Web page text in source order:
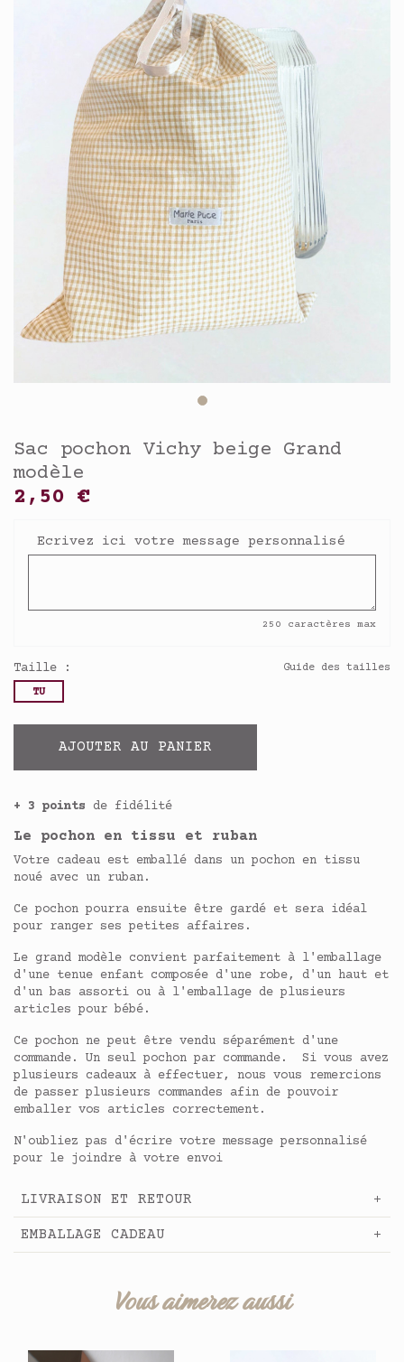
Sac pochon Vichy beige Grand
modèle
2,50 €
Ecrivez ici votre message personnalisé
250 caractères max
Taille : Guide des tailles
TU
AJOUTER AU PANIER
+ 3 points de fidélité
Le pochon en tissu et ruban
Votre cadeau est emballé dans un pochon en tissu
noué avec un ruban.
Ce pochon pourra ensuite être gardé et sera idéal
pour ranger ses petites affaires.
Le grand modèle convient parfaitement à l'emballage
d'une tenue enfant composée d'une robe, d'un haut et
d'un bas assorti ou à l'emballage de plusieurs
articles pour bébé.
Ce pochon ne peut être vendu séparément d'une
commande. Un seul pochon par commande. Si vous avez
plusieurs cadeaux à effectuer, nous vous remercions
de passer plusieurs commandes afin de pouvoir
emballer vos articles correctement.
N'oubliez pas d'écrire votre message personnalisé
pour le joindre à votre envoi
LIVRAISON ET RETOUR
EMBALLAGE CADEAU
Vous aimerez aussi